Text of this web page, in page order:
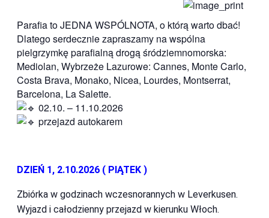
Parafia to JEDNA WSPÓLNOTA, o którą warto dbać!
Dlatego serdecznie zapraszamy na wspólna
pielgrzymkę parafialną drogą śródziemnomorska:
Mediolan, Wybrzeże Lazurowe: Cannes, Monte Carlo,
Costa Brava, Monako, Nicea, Lourdes, Montserrat,
Barcelona, La Salette.
02.10. – 11.10.2026
przejazd autokarem
DZIEŃ 1, 2.10.2026 ( PIĄTEK )
Zbiórka w godzinach wczesnorannych w Leverkusen.
Wyjazd i całodzienny przejazd w kierunku Włoch.